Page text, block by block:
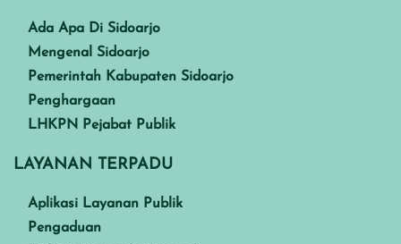
Ada Apa Di Sidoarjo
Mengenal Sidoarjo
Pemerintah Kabupaten Sidoarjo
Penghargaan
LHKPN Pejabat Publik
LAYANAN TERPADU
Aplikasi Layanan Publik
Pengaduan